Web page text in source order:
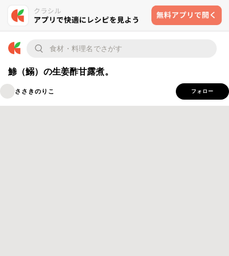
鯵（鰯）の生姜酢甘露煮。
ささきのりこ フォロー